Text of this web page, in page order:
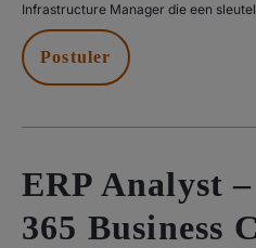
Infrastructure Manager die een
Postuler
ERP Analyst
365 Business